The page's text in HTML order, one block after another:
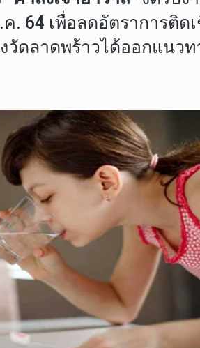
. 64 เพื่อลดอัตราการติ
วัดลาดพร้าวได้ออกแนว